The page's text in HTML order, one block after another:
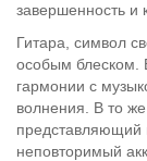
завершенность и
Гитара, символ
особым блеском.
гармонии с
волнения. В то
представляющий
неповторимый